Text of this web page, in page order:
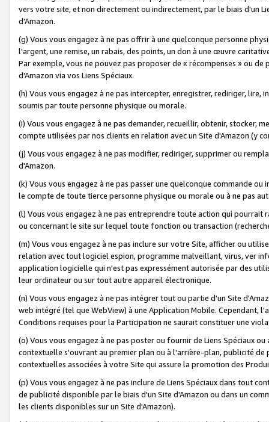
vers votre site, et non directement ou indirectement, par le biais d'un
d'Amazon.
(g) Vous vous engagez à ne pas offrir à une quelconque personne
l'argent, une remise, un rabais, des points, un don à une œuvre
Par exemple, vous ne pouvez pas proposer de « récompenses » ou
d'Amazon via vos Liens Spéciaux.
(h) Vous vous engagez à ne pas intercepter, enregistrer, rediriger,
soumis par toute personne physique ou morale.
(i) Vous vous engagez à ne pas demander, recueillir, obtenir, stocker,
compte utilisées par nos clients en relation avec un Site d'Amazon (y
(j) Vous vous engagez à ne pas modifier, rediriger, supprimer ou
d'Amazon.
(k) Vous vous engagez à ne pas passer une quelconque commande
le compte de toute tierce personne physique ou morale ou à ne pas
(l) Vous vous engagez à ne pas entreprendre toute action qui
ou concernant le site sur lequel toute fonction ou transaction
(m) Vous vous engagez à ne pas inclure sur votre Site, afficher ou
relation avec tout logiciel espion, programme malveillant, virus, ver
application logicielle qui n'est pas expressément autorisée par des
leur ordinateur ou sur tout autre appareil électronique.
(n) Vous vous engagez à ne pas intégrer tout ou partie d'un Site
web intégré (tel que WebView) à une Application Mobile. Cependant,
Conditions requises pour la Participation ne saurait constituer une
(o) Vous vous engagez à ne pas poster ou fournir de Liens Spéciaux
contextuelle s'ouvrant au premier plan ou à l'arrière-plan, publicité
contextuelles associées à votre Site qui assure la promotion des
(p) Vous vous engagez à ne pas inclure de Liens Spéciaux dans tout
de publicité disponible par le biais d'un Site d'Amazon ou dans un
les clients disponibles sur un Site d'Amazon).